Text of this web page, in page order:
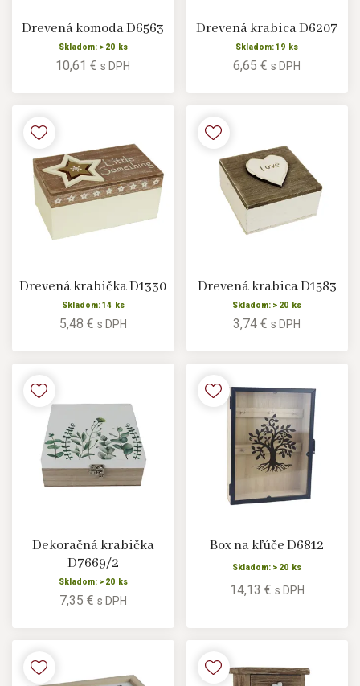
Drevená komoda D6563
Skladom: > 20 ks
10,61 €s DPH
Drevená krabica D6207
Skladom: 19 ks
6,65 €s DPH
Drevená krabička D1330
Skladom: 14 ks
5,48 € s DPH
Drevená krabica D1583
Skladom: > 20 ks
3,74 €s DPH
Dekoračná krabička
D7669/2
Skladom: > 20 ks
7,35 € s DPH
Box na kľúče D6812
Skladom: > 20 ks
14,13 € s DPH